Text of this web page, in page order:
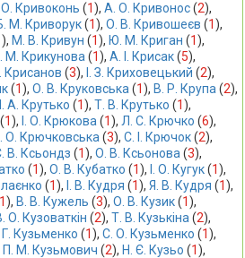
Кривоконь (1), А. О. Кривонос (2),
М. Криворук (1), О. В. Кривошеєв (1),
), М. В. Кривун (1), Ю. М. Криган (1),
М. Крикунова (1), А. І. Крисак (5),
Крисанов (3), І. З. Криховецький (2),
(1), О. В. Круковська (1), В. Р. Крупа (2),
А. Крутько (1), Т. В. Крутько (1),
(1), І. О. Крюкова (1), Л. С. Крючко (6),
О. Крючковська (3), С. І. Крючок (2),
В. Ксьондз (1), О. В. Ксьонова (3),
(1), О. В. Кубатко (1), І. О. Кугук (1),
(1), І. В. Кудря (1), Я. В. Кудря (1),
1), В. В. Кужель (3), О. В. Кузик (1),
О. Кузоваткін (2), Т. В. Кузькіна (2),
Г. Кузьменко (1), С. О. Кузьменко (1),
П. М. Кузьмович (2), Н. Є. Кузьо (1),